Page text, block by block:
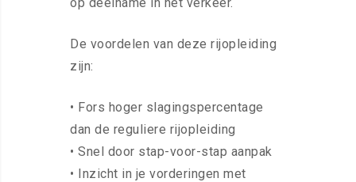
De voordelen van deze rijopleiding
zijn:
• Fors hoger slagingspercentage
dan de reguliere rijopleiding
• Snel door stap-voor-stap aanpak
• Inzicht in je vorderingen met